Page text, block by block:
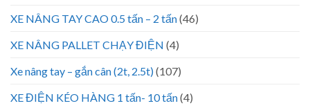
XE NÂNG TAY CAO 0.5 tấn – 2 tấn(46)
XE NÂNG PALLET CHẠY ĐIỆN (4)
Xe nâng tay – gắn cân (2t, 2.5t)(107)
XE ĐIỆN KÉO HÀNG 1 tấn- 10 tấn(4)